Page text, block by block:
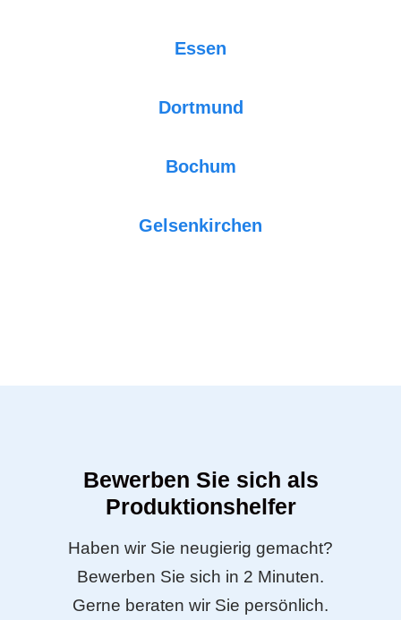
Essen
Dortmund
Bochum
Gelsenkirchen
Bewerben Sie sich als
Produktionshelfer
Haben wir Sie neugierig gemacht?
Bewerben Sie sich in 2 Minuten.
Gerne beraten wir Sie persönlich.